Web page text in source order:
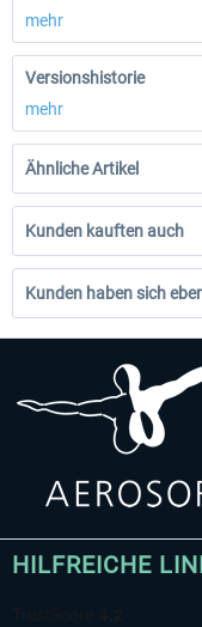
mehr
Versionshistorie
mehr
Ähnliche Artikel
Kunden kauften auch
Kunden haben sich
HILFREICHE